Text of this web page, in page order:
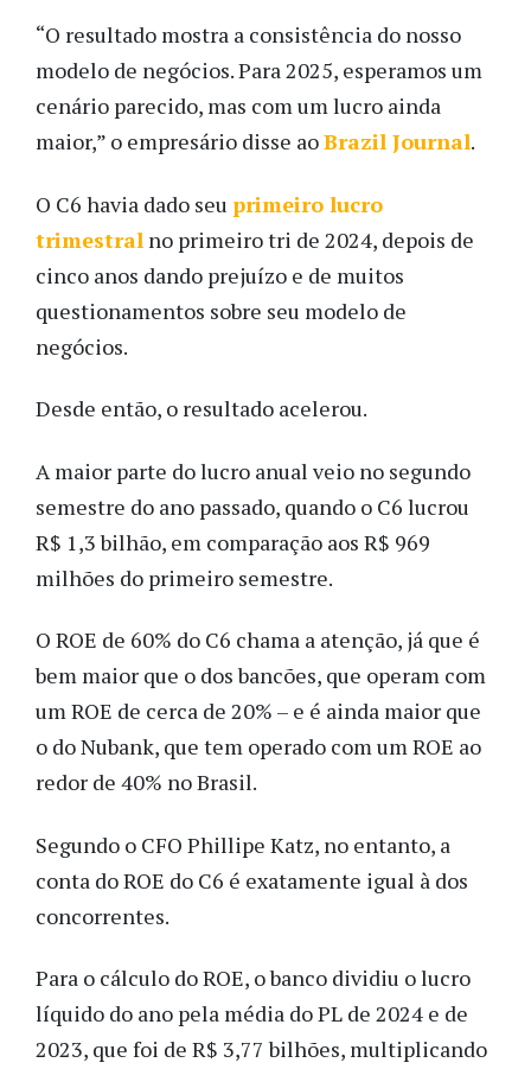
“O resultado mostra a consistência do nosso
modelo de negócios. Para 2025, esperamos um
cenário parecido, mas com um lucro ainda
maior,” o empresário disse aoBrazil Journal.
O C6 havia dado seu primeiro lucro
trimestral no primeiro tri de 2024, depois de
cinco anos dando prejuízo e de muitos
questionamentos sobre seu modelo de
negócios.
Desde então, o resultado acelerou.
A maior parte do lucro anual veio no segundo
semestre do ano passado, quando o C6 lucrou
R$ 1,3 bilhão, em comparação aos R$ 969
milhões do primeiro semestre.
O ROE de 60% do C6 chama a atenção, já que é
bem maior que o dos bancões, que operam com
um ROE de cerca de 20% – e é ainda maior que
o do Nubank, que tem operado com um ROE ao
redor de 40% no Brasil.
Segundo o CFO Phillipe Katz, no entanto, a
conta do ROE do C6 é exatamente igual à dos
concorrentes.
Para o cálculo do ROE, o banco dividiu o lucro
líquido do ano pela média do PL de 2024 e de
2023, que foi de R$ 3,77 bilhões, multiplicando